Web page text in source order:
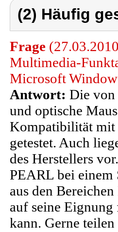
(2) Häufig
Frage
Multimedia-
Microsoft
Antwort: Die von
und optische
Kompatibilität mit
getestet. Auch
des Herstellers
PEARL bei einem
aus den
auf seine Eignung
kann. Gerne